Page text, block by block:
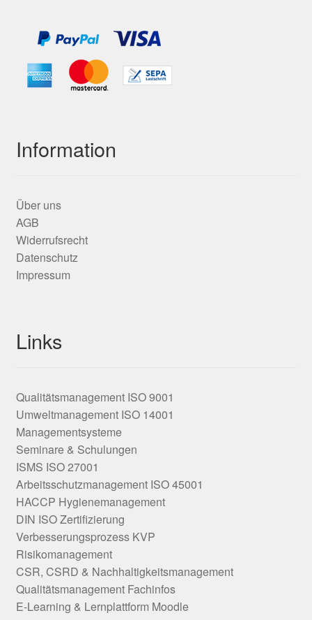
Information
Über uns
AGB
Widerrufsrecht
Datenschutz
Impressum
Links
Qualitätsmanagement ISO 9001
Umweltmanagement ISO 14001
Managementsysteme
Seminare & Schulungen
ISMS ISO 27001
Arbeitsschutzmanagement ISO 45001
HACCP Hygienemanagement
DIN ISO Zertifizierung
Verbesserungsprozess KVP
Risikomanagement
CSR, CSRD & Nachhaltigkeitsmanagement
Qualitätsmanagement Fachinfos
E-Learning & Lernplattform Moodle